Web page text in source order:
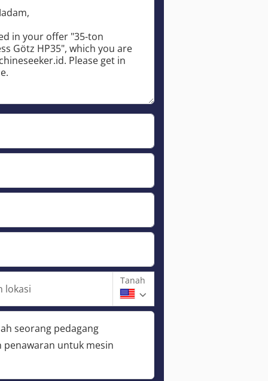
lokasi
Tanah
seorang pedagang
penawaran untuk mesin